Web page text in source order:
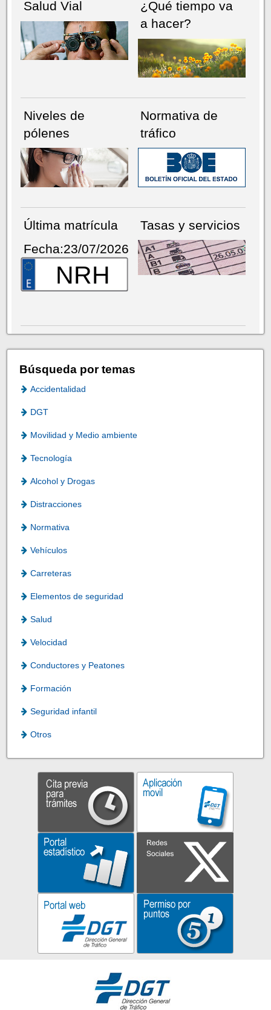
Salud Vial
¿Qué tiempo va
a hacer?
Niveles de
pólenes
Normativa de
tráfico
Última matrícula
Fecha:23/07/2026
NRH
Tasas y servicios
Búsqueda por temas
Accidentalidad
DGT
Movilidad y Medio ambiente
Tecnología
Alcohol y Drogas
Distracciones
Normativa
Vehículos
Carreteras
Elementos de seguridad
Salud
Velocidad
Conductores y Peatones
Formación
Seguridad infantil
Otros